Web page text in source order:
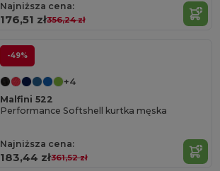
Najniższa cena:
176,51 zł356,24 zł
-49%
+4
Malfini 522
Performance Softshell kurtka męska
Najniższa cena:
183,44 zł361,52 zł